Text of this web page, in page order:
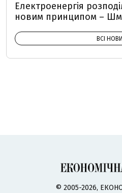
Електроенергія
новим принципом –
ВСІ
© 2005-2026,